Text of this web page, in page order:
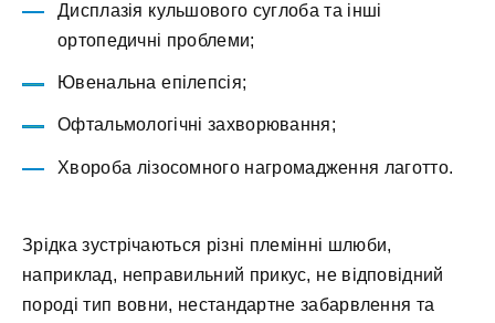
Дисплазія кульшового суглоба та інші
ортопедичні проблеми;
Ювенальна епілепсія;
Офтальмологічні захворювання;
Хвороба лізосомного нагромадження лаготто.
Зрідка зустрічаються різні племінні шлюби,
наприклад, неправильний прикус, не відповідний
породі тип вовни, нестандартне забарвлення та